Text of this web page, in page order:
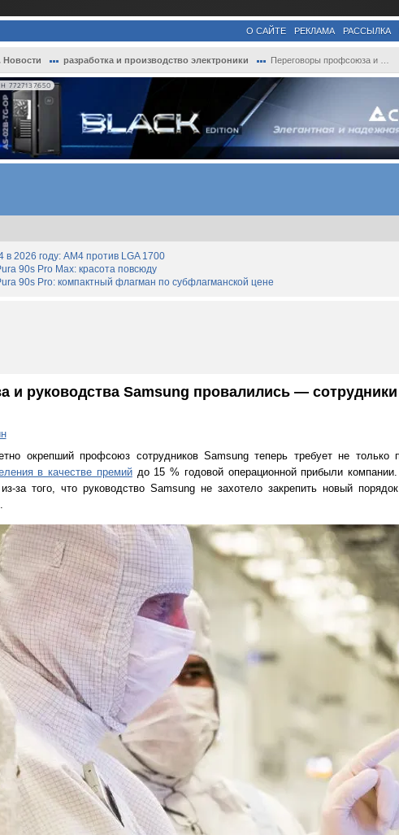
О САЙТЕ РЕКЛАМА РАССЫЛКА
Новости разработка и производство электроники Переговоры профсоюза и руководства Samsu...
2026 году: AM4 против LGA 1700
90s Pro Max: красота повсюду
90s Pro: компактный флагман по субфлагманской цене
и руководства Samsung провалились —
окрепший профсоюз сотрудников Samsung теперь требует не только
в качестве премийдо 15 % годовой операционной прибыли
за того, что руководство Samsung не захотело закрепить новый